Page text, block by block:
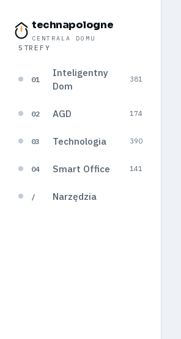
technapologne
CENTRALA DOMU
STREFY
01
Inteligentny
Dom
381
02 AGD 174
03 Technologia 390
04 Smart Office 141
/ Narzędzia